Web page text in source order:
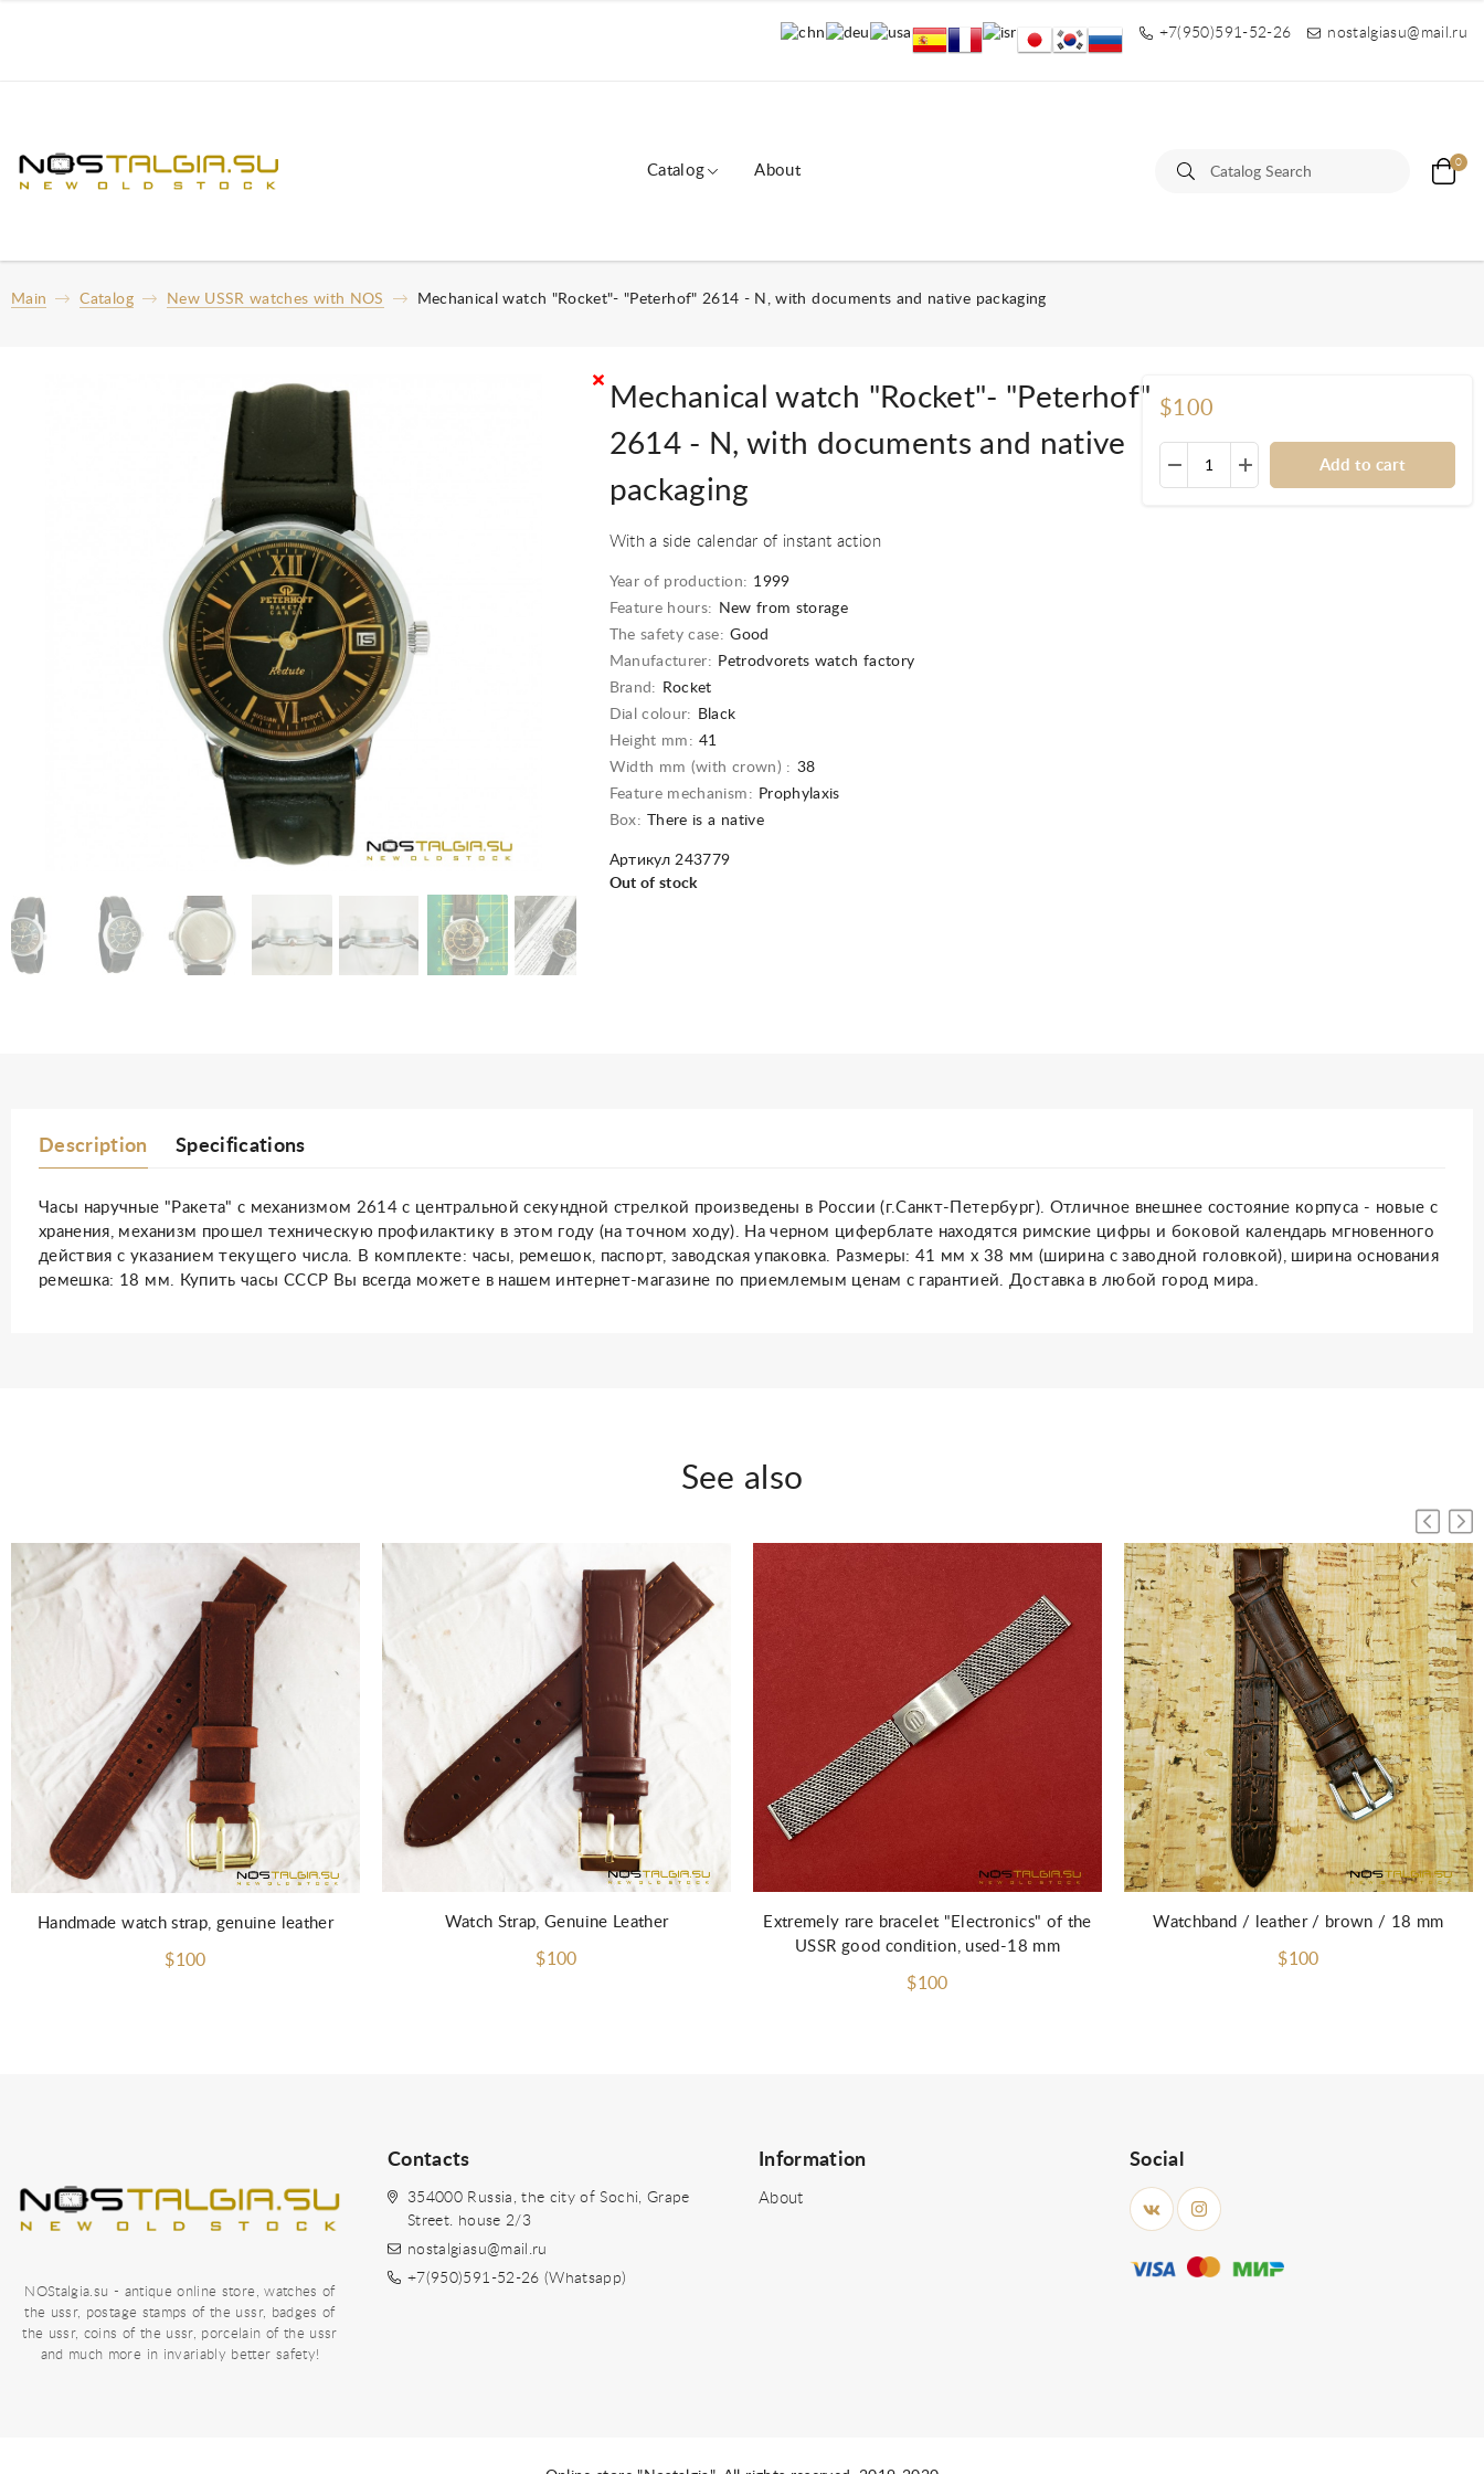
+7(950)591-52-26 nostalgiasu@mail.ru
Catalog About 0
Main Catalog New USSR watches with NOS Mechanical watch "Rocket"- "Peterhof" 2614 - N, with documents and native packaging
Mechanical watch "Rocket"- "Peterhof"
2614 - N, with documents and native
packaging
With a side calendar of instant action
Year of production: 1999
Feature hours:
New from storage
The safety case: Good
Manufacturer: Petrodvorets watch factory
Brand:
Rocket
Dial colour:
Black
Height mm: 41
Width mm (with crown) : 38
Feature mechanism: Prophylaxis
Box:
There is a native
Артикул 243779
Out of stock
$100
Add to cart
Description Specifications
Часы наручные "Ракета" с механизмом 2614 с центральной секундной стрелкой произведены в России (г.Санкт-Петербург). Отличное внешнее состояние корпуса - новые с
хранения, механизм прошел техническую профилактику в этом году (на точном ходу). На черном циферблате находятся римские цифры и боковой календарь мгновенного
действия с указанием текущего числа. В комплекте: часы, ремешок, паспорт, заводская упаковка. Размеры: 41 мм х 38 мм (ширина с заводной головкой), ширина основания
ремешка: 18 мм. Купить часы СССР Вы всегда можете в нашем интернет-магазине по приемлемым ценам с гарантией. Доставка в любой город мира.
See also
Handmade watch strap, genuine leather
$100
Watch Strap, Genuine Leather
$100
Extremely rare bracelet "Electronics" of the
USSR good condition, used-18 mm
$100
Watchband / leather / brown / 18 mm
$100
NOStalgia.su - antique online store, watches of
the ussr, postage stamps of the ussr, badges of
the ussr, coins of the ussr, porcelain of the ussr
and much more in invariably better safety!
Contacts
354000 Russia, the city of Sochi, Grape
Street. house 2/3
nostalgiasu@mail.ru
+7(950)591-52-26 (Whatsapp)
Information
About
Social